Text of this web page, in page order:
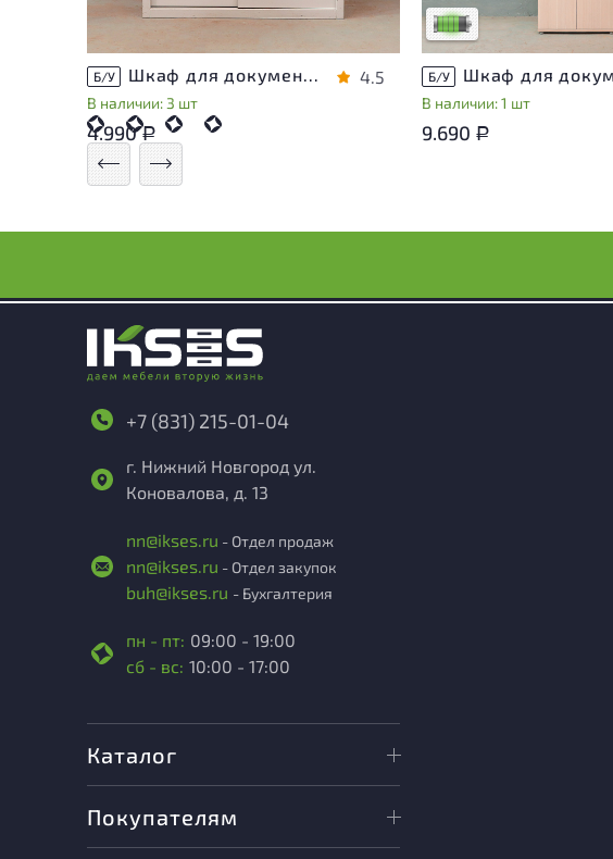
Б/У
В наличии: 3 шт
4.5
4.990Р
Низкая степень износа
Б/У
В наличии: 1 шт
9.690 Р
+7 (831) 215-01-04
г. Нижний Новгород ул.
Коновалова, д. 13
nn@ikses.ru - Отдел продаж
nn@ikses.ru - Отдел закупок
buh@ikses.ru - Бухгалтерия
пн - пт: 09:00 - 19:00
сб - вс: 10:00 - 17:00
Каталог
Покупателям